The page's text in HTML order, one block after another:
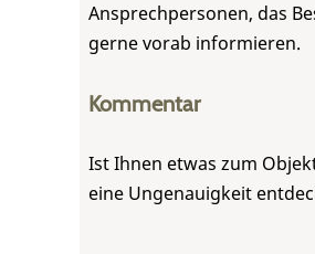
Ansprechpersonen, das
gerne vorab informieren.
Kommentar
Ist Ihnen etwas zum
eine Ungenauigkeit